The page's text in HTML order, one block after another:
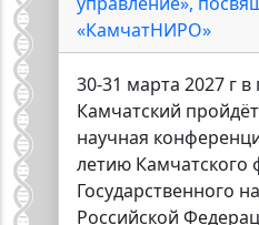
«КамчатНИРО»
30-31 марта 2027 г
Камчатский
научная
летию Камчатского
Государственного
Российской